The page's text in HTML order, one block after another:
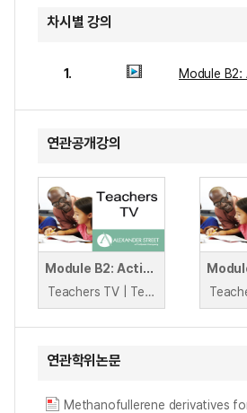
차시별 강의
1. Module
연관공개강의
Module B2: Activity 4 V1: New Material
Teachers TV | Teachers TV
연관학위논문
Methanofullerene derivatives